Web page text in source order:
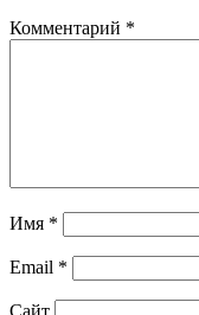
Комментарий *
Имя *
Email *